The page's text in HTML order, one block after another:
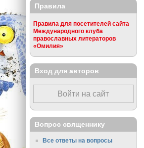
Правила
Правила для посетителей сайта
Международного клуба
православных литераторов
«Омилия»
Вход для авторов
Войти на сайт
Вопрос священнику
Все ответы на вопросы